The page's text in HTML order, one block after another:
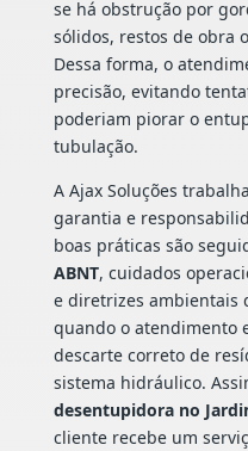
se há obstrução por
sólidos, restos de obra
Dessa forma, o
precisão, evitando
poderiam piorar o
tubulação.
A Ajax Soluções
garantia e
boas práticas são
ABNT, cuidados
e diretrizes ambientais
quando o atendimento
descarte correto de
sistema hidráulico.
desentupidora no
cliente recebe um